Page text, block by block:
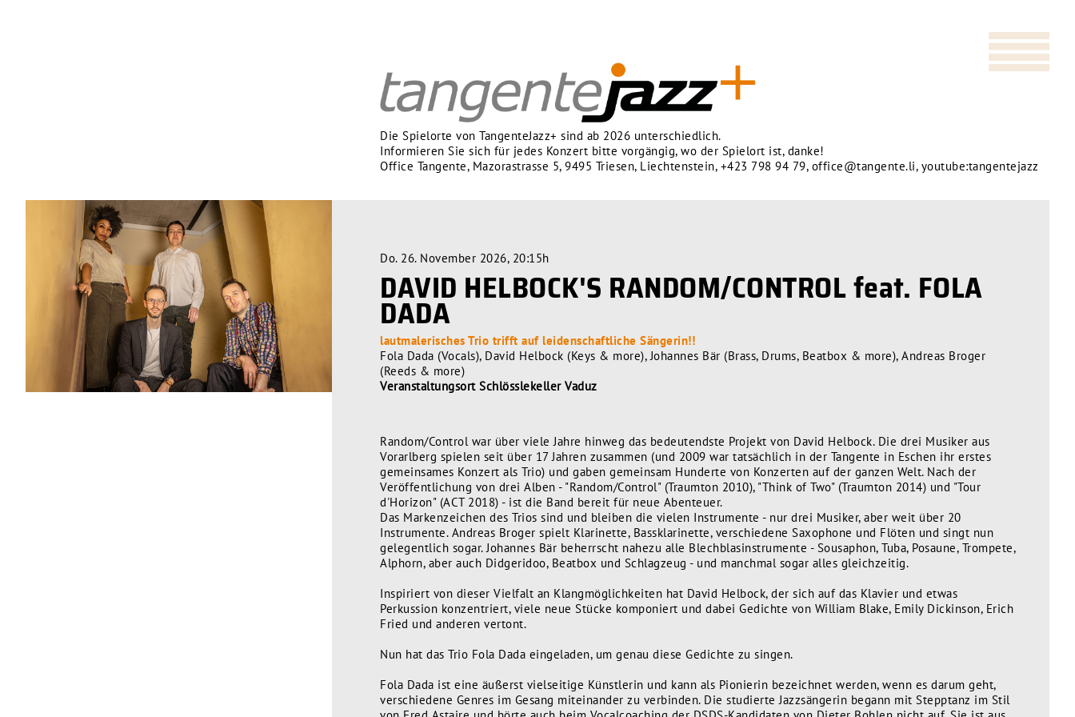
Die Spielorte von TangenteJazz+ sind ab 2026 unterschiedlich.
Informieren Sie sich für jedes Konzert bitte vorgängig, wo der Spielort ist, danke!
Office Tangente, Mazorastrasse 5, 9495 Triesen, Liechtenstein, +423 798 94 79, office@tangente.li, youtube:tangentejazz
Do. 26. November 2026, 20:15h
DAVID HELBOCK'S RANDOM/CONTROL feat. FOLA
DADA
lautmalerisches Trio trifft auf leidenschaftliche Sängerin!!
Fola Dada (Vocals), David Helbock (Keys & more), Johannes Bär (Brass, Drums, Beatbox & more), Andreas Broger
(Reeds & more)
Veranstaltungsort Schlösslekeller Vaduz
Random/Control war über viele Jahre hinweg das bedeutendste Projekt von David Helbock. Die drei Musiker aus
Vorarlberg spielen seit über 17 Jahren zusammen (und 2009 war tatsächlich in der Tangente in Eschen ihr erstes
gemeinsames Konzert als Trio) und gaben gemeinsam Hunderte von Konzerten auf der ganzen Welt. Nach der
Veröffentlichung von drei Alben - "Random/Control" (Traumton 2010), "Think of Two" (Traumton 2014) und "Tour
d'Horizon" (ACT 2018) - ist die Band bereit für neue Abenteuer.
Das Markenzeichen des Trios sind und bleiben die vielen Instrumente - nur drei Musiker, aber weit über 20
Instrumente. Andreas Broger spielt Klarinette, Bassklarinette, verschiedene Saxophone und Flöten und singt nun
gelegentlich sogar. Johannes Bär beherrscht nahezu alle Blechblasinstrumente - Sousaphon, Tuba, Posaune, Trompete,
Alphorn, aber auch Didgeridoo, Beatbox und Schlagzeug - und manchmal sogar alles gleichzeitig.
Inspiriert von dieser Vielfalt an Klangmöglichkeiten hat David Helbock, der sich auf das Klavier und etwas
Perkussion konzentriert, viele neue Stücke komponiert und dabei Gedichte von William Blake, Emily Dickinson, Erich
Fried und anderen vertont.
Nun hat das Trio Fola Dada eingeladen, um genau diese Gedichte zu singen.
Fola Dada ist eine äußerst vielseitige Künstlerin und kann als Pionierin bezeichnet werden, wenn es darum geht,
verschiedene Genres im Gesang miteinander zu verbinden. Die studierte Jazzsängerin begann mit Stepptanz im Stil